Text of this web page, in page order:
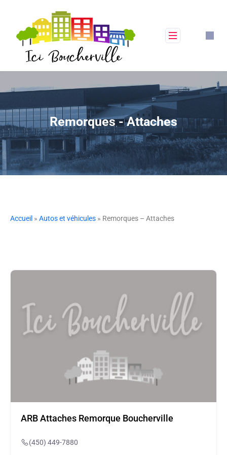
Remorques - Attaches
Accueil » Autos et véhicules » Remorques – Attaches
ARB Attaches Remorque Boucherville
(450) 449-7880